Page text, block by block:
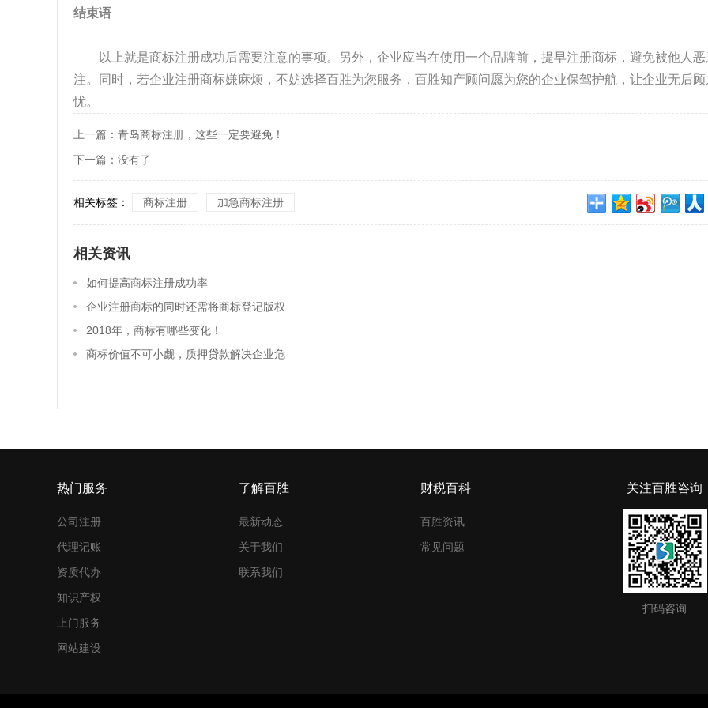
结束语
以上就是商标注册成功后需要注意的事项。另外，企业应当在使用一个品牌前，提早注册商标，避免被他人恶
注。同时，若企业注册商标嫌麻烦，不妨选择百胜为您服务，百胜知产顾问愿为您的企业保驾护航，让企业无后顾
忧。
上一篇： 青岛商标注册，这些一定要避免！
下一篇： 没有了
相关标签： 商标注册 加急商标注册
相关资讯
如何提高商标注册成功率
企业注册商标的同时还需将商标登记版权
吗？
2018年，商标有哪些变化！
商标价值不可小觑，质押贷款解决企业危
热门服务
公司注册
代理记账
资质代办
知识产权
上门服务
网站建设
了解百胜
最新动态
关于我们
联系我们
财税百科
百胜资讯
常见问题
关注百胜咨询
扫码咨询